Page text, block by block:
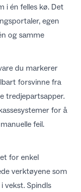
i én felles kø. Det
egen
og samme
du markerer
forsvinne fra
tredjepartsapper.
for å
feil.
for enkel
verktøyene som
vekst. Spindls